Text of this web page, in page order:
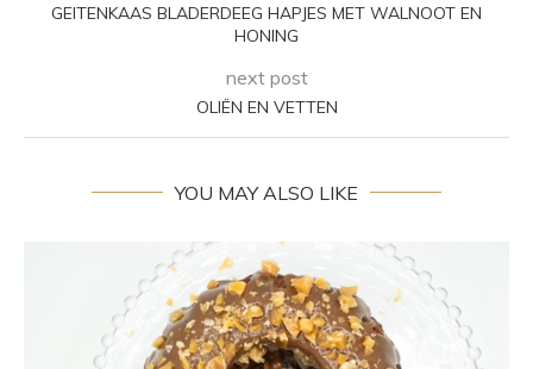
GEITENKAAS BLADERDEEG HAPJES MET WALNOOT EN
HONING
next post
OLIËN EN VETTEN
YOU MAY ALSO LIKE